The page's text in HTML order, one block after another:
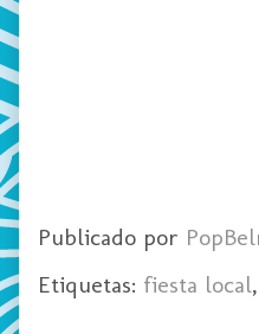
Publicado por
Etiquetas: fiesta local,